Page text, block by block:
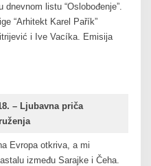
listu “Oslobođenje”.
“Arhitekt Karel Pařík”
i Ive Vacíka. Emisija
– Ljubavna priča
Evropa otkriva, a mi
između Sarajke i Čeha.